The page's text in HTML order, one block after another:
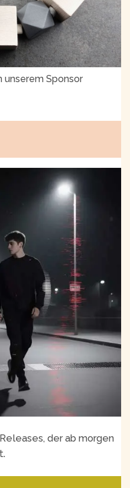
unserem Sponsor
der ab morgen